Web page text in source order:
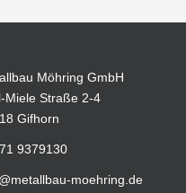
Möhring GmbH
Miele Straße 2-4
Gifhorn
9379130
moehring.de